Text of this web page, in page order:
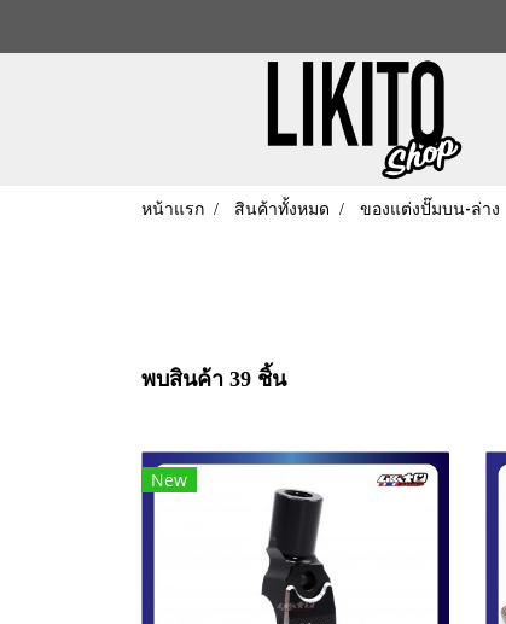
หน้าแรก สินค้าทั้งหมด ของแต่งปั๊มบน-ล่าง
พบสินค้า 39 ชิ้น
New